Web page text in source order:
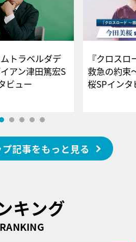
ムトラベルダデ
アン津田篤宏S
タビュー
『クロス
救急の約束
桜SPイ
記事をもっと見る
キング
RANKING